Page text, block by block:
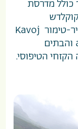
כולל מדרסת
Kukeldash, אנדרטאות קבוי ואמיר-טימור Kavoj
and Amir-Timur monuments והבתים
הקזחי הטיפוסי.